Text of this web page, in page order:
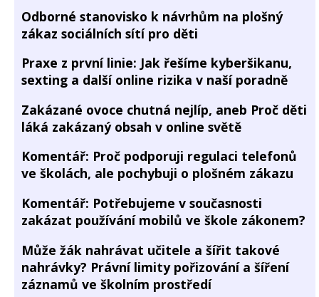
Odborné stanovisko k návrhům na plošný
zákaz sociálních sítí pro děti
Praxe z první linie: Jak řešíme kyberšikanu,
sexting a další online rizika v naší poradně
Zakázané ovoce chutná nejlíp, aneb Proč děti
láká zakázaný obsah v online světě
Komentář: Proč podporuji regulaci telefonů
ve školách, ale pochybuji o plošném zákazu
Komentář: Potřebujeme v současnosti
zakázat používání mobilů ve škole zákonem?
Může žák nahrávat učitele a šířit takové
nahrávky? Právní limity pořizování a šíření
záznamů ve školním prostředí